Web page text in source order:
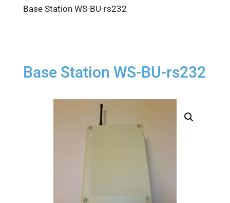
Base Station WS-BU-rs232
Base Station WS-BU-rs232